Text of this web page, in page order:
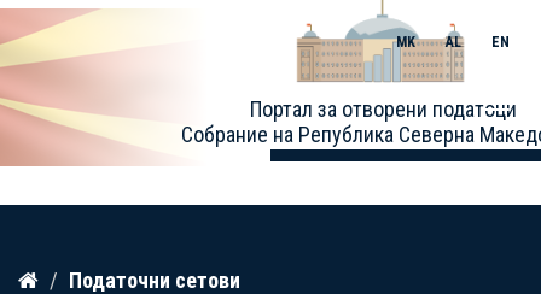
Прескокнете
Портал за отворени податоци
Собрание на Република Северна
MK AL EN
Toggle
Податочни сетови